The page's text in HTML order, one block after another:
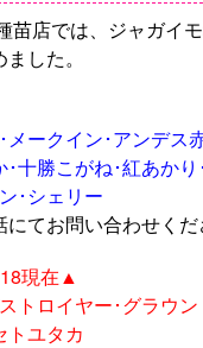
苗店では、ジャガイ
した。
メークイン･アンデス
･十勝こがね･紅あか
･シェリー
てお問い合わせくだ
現在▲
トロイヤー･グラウン
トユタカ